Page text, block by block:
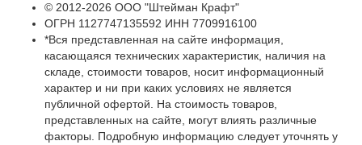
© 2012-2026 ООО "Штейман Крафт"
ОГРН 1127747135592 ИНН 7709916100
*Вся представленная на сайте информация,
касающаяся технических характеристик, наличия на
складе, стоимости товаров, носит информационный
характер и ни при каких условиях не является
публичной офертой. На стоимость товаров,
представленных на сайте, могут влиять различные
факторы. Подробную информацию следует уточнять у